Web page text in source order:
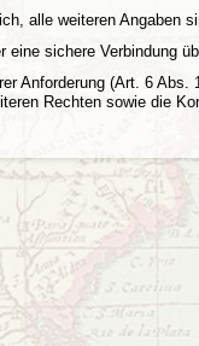
alle weiteren Angaben
eine sichere Verbindung
Anforderung (Art. 6
Rechten sowie die